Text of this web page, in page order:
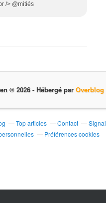
l
c
n
o
r
e
/> @mitiés
© 2026 - Hébergé par Overblog
Top articles Contact
Préférences cookies